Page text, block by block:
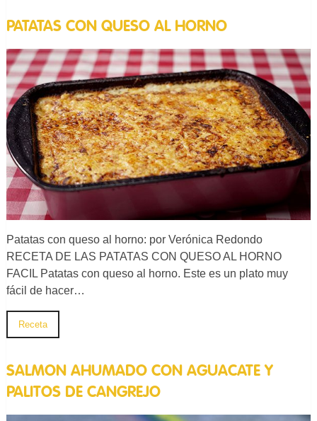
PATATAS CON QUESO AL HORNO
Patatas con queso al horno: por Verónica Redondo
RECETA DE LAS PATATAS CON QUESO AL HORNO
FACIL Patatas con queso al horno. Este es un plato muy
fácil de hacer…
Receta
SALMON AHUMADO CON AGUACATE Y
PALITOS DE CANGREJO